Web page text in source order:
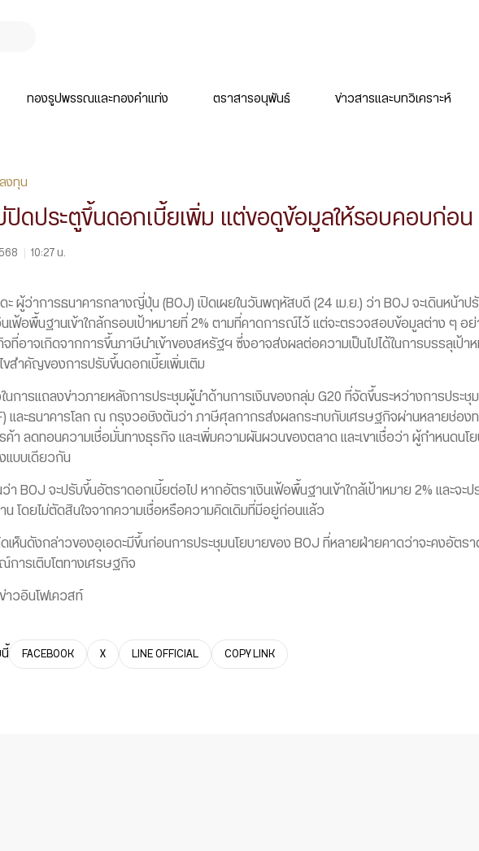
ทองรูปพรรณและทองคำแท่ง ตราสารอนุพันธ์ ข่าวสารและบทวิเคราะห์
งทุน
ปิดประตูขึ้นดอกเบี้ยเพิ่ม แต่ขอดูข้อมูลให้รอบคอบก่อน
10:27 น.
ดะ ผู้ว่าการธนาคารกลางญี่ปุ่น (BOJ) เปิดเผยในวันพฤหัสบดี (24 เม.ย.) ว่า BOJ จะเดินหน้า
เฟ้อพื้นฐานเข้าใกล้กรอบเป้าหมายที่ 2% ตามที่คาดการณ์ไว้ แต่จะตรวจสอบข้อมูลต่าง ๆ อ
ที่อาจเกิดจากการขึ้นภาษีนำเข้าของสหรัฐฯ ซึ่งอาจส่งผลต่อความเป็นไปได้ในการบรรลุเป้า
ขสำคัญของการปรับขึ้นดอกเบี้ยเพิ่มเติม
นการแถลงข่าวภายหลังการประชุมผู้นำด้านการเงินของกลุ่ม G20 ที่จัดขึ้นระหว่างการประชุ
และธนาคารโลก ณ กรุงวอชิงตันว่า ภาษีศุลกากรส่งผลกระทบกับเศรษฐกิจผ่านหลายช่องท
า ลดทอนความเชื่อมั่นทางธุรกิจ และเพิ่มความผันผวนของตลาด และเขาเชื่อว่า ผู้กำหนดนโ
แบบเดียวกัน
า BOJ จะปรับขึ้นอัตราดอกเบี้ยต่อไป หากอัตราเงินเฟ้อพื้นฐานเข้าใกล้เป้าหมาย 2% และจะป
น โดยไม่ตัดสินใจจากความเชื่อหรือความคิดเดิมที่มีอยู่ก่อนแล้ว
เห็นดังกล่าวของอุเอดะมีขึ้นก่อนการประชุมนโยบายของ BOJ ที่หลายฝ่ายคาดว่าจะคงอัตรา
การเติบโตทางเศรษฐกิจ
าวอินโฟเควสท์
FACEBOOK X LINE OFFICIAL COPY LINK